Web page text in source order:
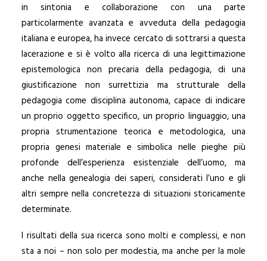
in sintonia e collaborazione con una parte
particolarmente avanzata e avveduta della pedagogia
italiana e europea, ha invece cercato di sottrarsi a questa
lacerazione e si è volto alla ricerca di una legittimazione
epistemologica non precaria della pedagogia, di una
giustificazione non surrettizia ma strutturale della
pedagogia come disciplina autonoma, capace di indicare
un proprio oggetto specifico, un proprio linguaggio, una
propria strumentazione teorica e metodologica, una
propria genesi materiale e simbolica nelle pieghe più
profonde dell’esperienza esistenziale dell’uomo, ma
anche nella genealogia dei saperi, considerati l’uno e gli
altri sempre nella concretezza di situazioni storicamente
determinate.
I risultati della sua ricerca sono molti e complessi, e non
sta a noi – non solo per modestia, ma anche per la mole